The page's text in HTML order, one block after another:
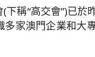
稱“高交會”)已
家澳門企業和大